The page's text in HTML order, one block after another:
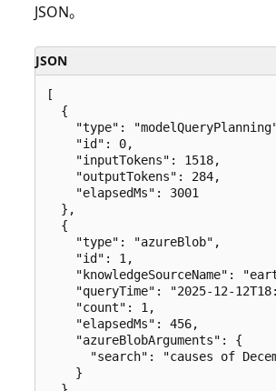
JSON。
JSON
[
  {
"type":
    "id": 0,
    "inputTokens": 1518,
    "outputTokens": 284,
    "elapsedMs": 3001
  },
  {
    "type": "azureBlob",
    "id": 1,
"knowledgeSourceName":
"queryTime": "2025-12-
    "count": 1,
    "elapsedMs": 456,
    "azureBlobArguments": {
"search": "causes of
    }